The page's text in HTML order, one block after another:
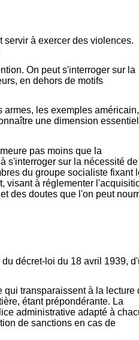
servir à exercer des violences.
On peut s'interroger sur la
en dehors de motifs
les exemples américain,
une dimension
pas moins que la
s'interroger sur la nécessité
du groupe socialiste fixant
visant à réglementer
des doutes que l'on peut
décret-loi du 18 avril 1939,
transparaissent à la lecture
étant prépondérante. La
administrative adapté à
de sanctions en cas de